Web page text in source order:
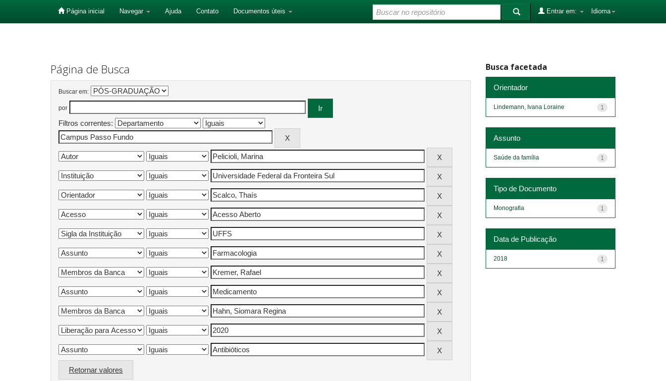
Página inicial Navegar Ajuda Contato Documentos úteis Idioma
Entrar em:
Página de Busca
Buscar em:
por
Filtros correntes:
Retornar valores
Busca facetada
Orientador
1
Lindemann, Ivana Loraine
Assunto
1
Saúde da família
Tipo de Documento
1
Monografia
Data de Publicação
1
2018